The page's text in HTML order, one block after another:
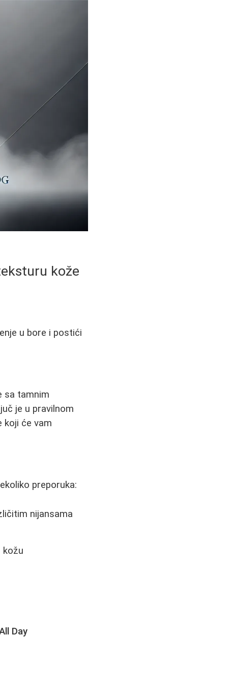
kože
u bore i postići
sa tamnim
je u pravilnom
koji će vam
preporuka:
nijansama
kožu
Day